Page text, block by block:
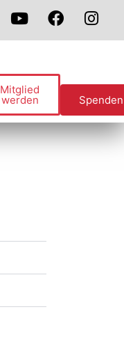
Mitglied
werden Spenden